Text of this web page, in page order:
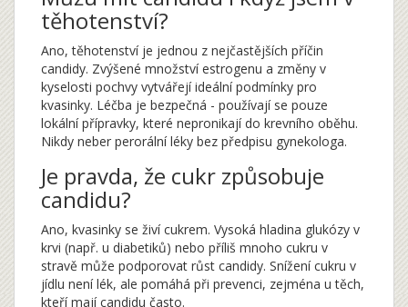
těhotenství?
Ano, těhotenství je jednou z nejčastějších příčin
candidy. Zvýšené množství estrogenu a změny v
kyselosti pochvy vytvářejí ideální podmínky pro
kvasinky. Léčba je bezpečná - používají se pouze
lokální přípravky, které nepronikají do krevního oběhu.
Nikdy neber perorální léky bez předpisu gynekologa.
Je pravda, že cukr způsobuje
candidu?
Ano, kvasinky se živí cukrem. Vysoká hladina glukózy v
krvi (např. u diabetiků) nebo příliš mnoho cukru v
stravě může podporovat růst candidy. Snížení cukru v
jídlu není lék, ale pomáhá při prevenci, zejména u těch,
kteří mají candidu často.